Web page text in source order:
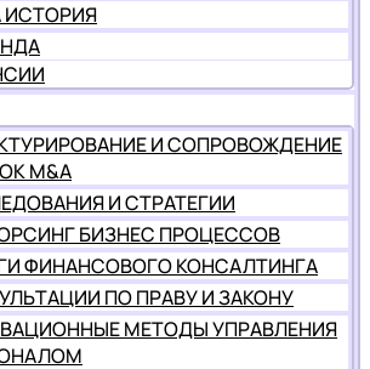
И СОПРОВОЖДЕНИЕ
M&A
И СТРАТЕГИИ
БИЗНЕС ПРОЦЕССОВ
ФИНАНСОВОГО КОНСАЛТИНГА
ПО ПРАВУ И ЗАКОНУ
МЕТОДЫ УПРАВЛЕНИЯ